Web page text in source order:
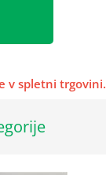
v spletni trgovini.